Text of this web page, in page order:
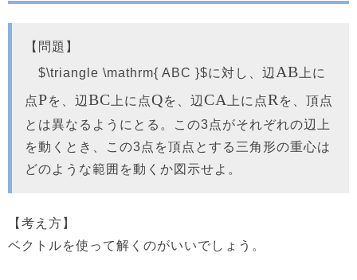
【問題】
$\triangle \mathrm{ ABC }$に対し、辺 AB 上に
点Pを、辺 BC 上に点Qを、辺 CA 上に点R を、頂点
とは異なるようにとる。この3点がそれぞれの辺上
を動くとき、この3点を頂点とする三角形の重心は
どのような範囲を動くか図示せよ。
【考え方】
ベクトルを使って解くのがいいでしょう。